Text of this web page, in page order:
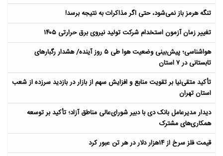
تنگه هرمز باز نمی‌شود، حتی اگر مذاکرات به نتیجه برسد!
تغییر زمان آزمون استخدام شرکت تولید نیروی برق حرارتی ۱۴۰۵
هواشناسی؛ پیش‌بینی وضعیت هوا طی ۵ روز آینده/ هشدار رگبارهای
تابستانی در ۷ استان
تأکید متقی‌نیا بر تقویت منابع و افزایش سهم از بازار در بازدید سرزده از شعب
استان تهران
دیدار مدیرعامل بانک دی با دبیر شورای‌عالی مناطق آزاد؛ تأکید بر توسعه
همکاری‌های مشترک
قیمت فلز سرخ از ۱۴هزار دلار در هر تن عبور کرد